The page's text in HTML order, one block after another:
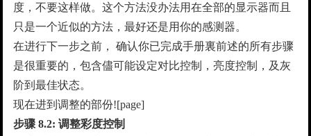
度，不要这样做。这个方法没办法用在全部的显示器而且
只是一个近似的方法，最好还是用你的感测器。
在进行下一步之前， 确认你已完成手册裏前述的所有步骤
是很重要的，包含儘可能设定对比控制，亮度控制，及灰
阶到最佳状态。
现在进到调整的部份![page]
步骤 8.2: 调整彩度控制